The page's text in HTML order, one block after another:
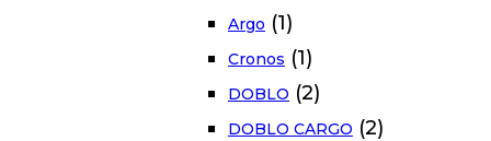
Argo (1)
Cronos (1)
DOBLO (2)
DOBLO CARGO (2)